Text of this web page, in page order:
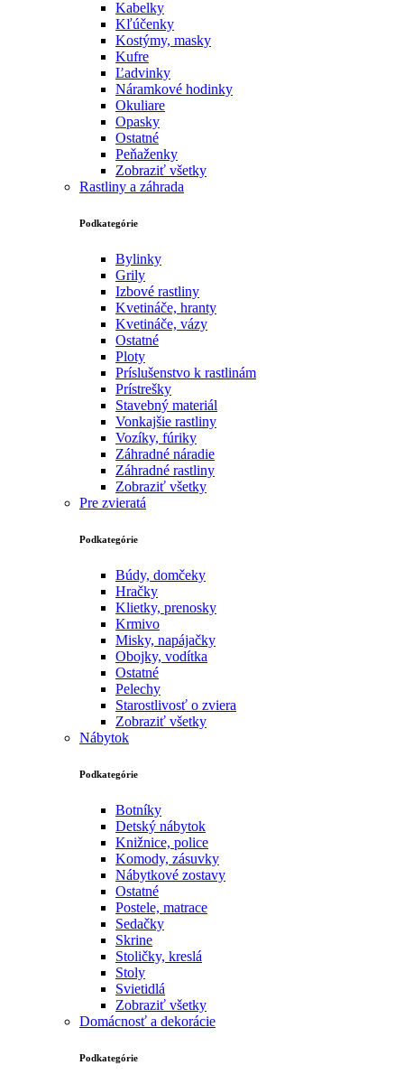
Kabelky
Kľúčenky
Kostýmy, masky
Kufre
Ľadvinky
Náramkové hodinky
Okuliare
Opasky
Ostatné
Peňaženky
Zobraziť všetky
Rastliny a záhrada
Podkategórie
Bylinky
Grily
Izbové rastliny
Kvetináče, hranty
Kvetináče, vázy
Ostatné
Ploty
Príslušenstvo k rastlinám
Prístrešky
Stavebný materiál
Vonkajšie rastliny
Vozíky, fúriky
Záhradné náradie
Záhradné rastliny
Zobraziť všetky
Pre zvieratá
Podkategórie
Búdy, domčeky
Hračky
Klietky, prenosky
Krmivo
Misky, napájačky
Obojky, vodítka
Ostatné
Pelechy
Starostlivosť o zviera
Zobraziť všetky
Nábytok
Podkategórie
Botníky
Detský nábytok
Knižnice, police
Komody, zásuvky
Nábytkové zostavy
Ostatné
Postele, matrace
Sedačky
Skrine
Stoličky, kreslá
Stoly
Svietidlá
Zobraziť všetky
Domácnosť a dekorácie
Podkategórie